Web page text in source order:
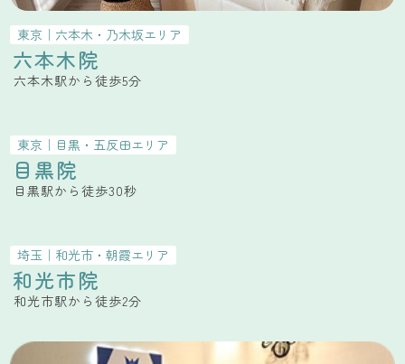
東京 ｜ 六本木・乃木坂エリア
六本木院
六本木駅から徒歩5分
東京 ｜ 目黒・五反田エリア
目黒院
目黒駅から徒歩30秒
埼玉 ｜ 和光市・朝霞エリア
和光市院
和光市駅から徒歩2分